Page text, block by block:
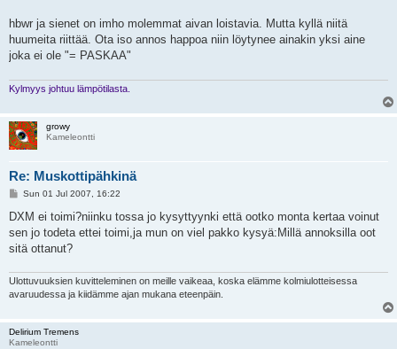
hbwr ja sienet on imho molemmat aivan loistavia. Mutta kyllä niitä
huumeita riittää. Ota iso annos happoa niin löytynee ainakin yksi aine
joka ei ole "= PASKAA"
Kylmyys johtuu lämpötilasta.
growy
Kameleontti
Re: Muskottipähkinä
P
s
Sun 01 Jul 2007, 16:22
DXM ei toimi?niinku tossa jo kysyttyynki että ootko monta kertaa voinut
sen jo todeta ettei toimi,ja mun on viel pakko kysyä:Millä annoksilla oot
sitä ottanut?
Ulottuvuuksien kuvitteleminen on meille vaikeaa, koska elämme kolmiulotteisessa
avaruudessa ja kiidämme ajan mukana eteenpäin.
Delirium Tremens
Kameleontti